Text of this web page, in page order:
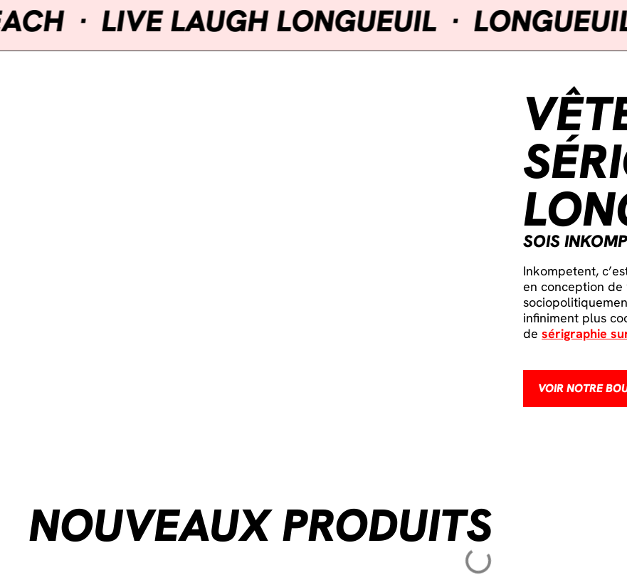
· LIVE LAUGH LONGUEUIL · LONGUEUIL
SOIS
Inkompetent,
en conception
infiniment plus
desérigraphie
VOIR NOTRE
NOUVEAUX PRODUITS